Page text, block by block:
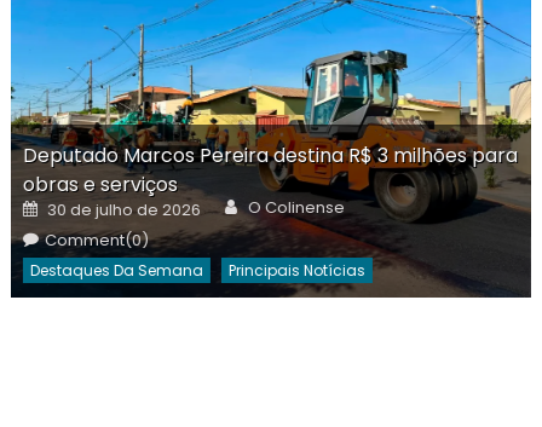
Deputado Marcos Pereira destina R$ 3 milhões para
obras e serviços
Posted
on
30 de julho de 2026 Author
O Colinense
Comment(0)
Destaques Da Semana Principais Notícias